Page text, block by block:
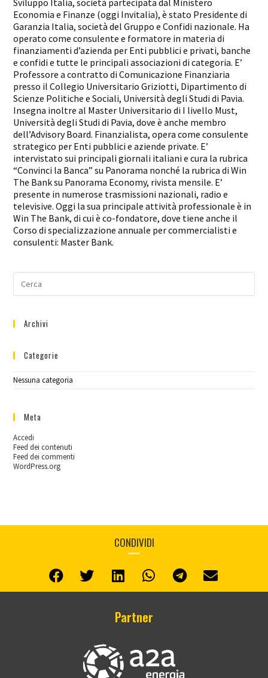
Sviluppo Italia, società partecipata dal Ministero
Economia e Finanze (oggi Invitalia), è stato Presidente di
Garanzia Italia, società del Gruppo e Confidi nazionale. Ha
operato come consulente e formatore in materia di
finanziamenti d’azienda per Enti pubblici e privati, banche
e confidi e tutte le principali associazioni di categoria. E’
Professore a contratto di Comunicazione Finanziaria
presso il Collegio Universitario Griziotti, Dipartimento di
Scienze Politiche e Sociali, Università degli Studi di Pavia.
Insegna inoltre al Master Universitario di I livello Must,
Università degli Studi di Pavia, dove è anche membro
dell’Advisory Board. Finanzialista, opera come consulente
strategico per Enti pubblici e aziende private. E’
intervistato sui principali giornali italiani e cura la rubrica
“Convinci la Banca” su Panorama nonché la rubrica di Win
The Bank su Panorama Economy, rivista mensile. E’
presente in numerose trasmissioni nazionali, radio e
televisive. Oggi la sua principale attività professionale è in
Win The Bank, di cui è co-fondatore, dove tiene anche il
Corso di specializzazione annuale per commercialisti e
consulenti: Master Bank.
Archivi
Categorie
Nessuna categoria
Meta
Accedi
Feed dei contenuti
Feed dei commenti
WordPress.org
CONDIVIDI
Partner